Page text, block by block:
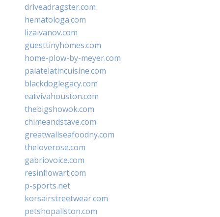
driveadragster.com
hematologa.com
lizaivanov.com
guesttinyhomes.com
home-plow-by-meyer.com
palatelatincuisine.com
blackdoglegacy.com
eatvivahouston.com
thebigshowok.com
chimeandstave.com
greatwallseafoodny.com
theloverose.com
gabriovoice.com
resinflowart.com
p-sports.net
korsairstreetwear.com
petshopallston.com